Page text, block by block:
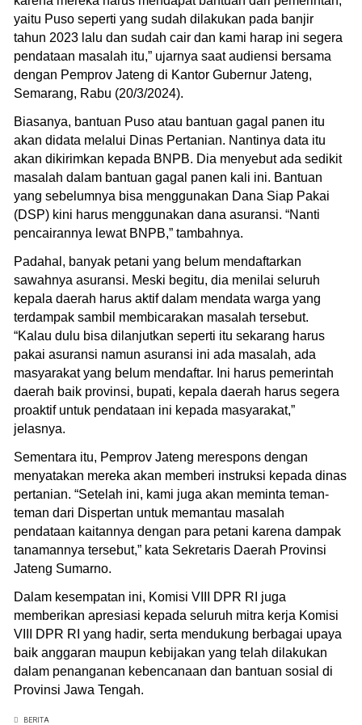
yaitu Puso seperti yang sudah dilakukan pada banjir
tahun 2023 lalu dan sudah cair dan kami harap ini segera
pendataan masalah itu,” ujarnya saat audiensi bersama
dengan Pemprov Jateng di Kantor Gubernur Jateng,
Semarang, Rabu (20/3/2024).
Biasanya, bantuan Puso atau bantuan gagal panen itu
akan didata melalui Dinas Pertanian. Nantinya data itu
akan dikirimkan kepada BNPB. Dia menyebut ada sedikit
masalah dalam bantuan gagal panen kali ini. Bantuan
yang sebelumnya bisa menggunakan Dana Siap Pakai
(DSP) kini harus menggunakan dana asuransi. “Nanti
pencairannya lewat BNPB,” tambahnya.
Padahal, banyak petani yang belum mendaftarkan
sawahnya asuransi. Meski begitu, dia menilai seluruh
kepala daerah harus aktif dalam mendata warga yang
terdampak sambil membicarakan masalah tersebut.
“Kalau dulu bisa dilanjutkan seperti itu sekarang harus
pakai asuransi namun asuransi ini ada masalah, ada
masyarakat yang belum mendaftar. Ini harus pemerintah
daerah baik provinsi, bupati, kepala daerah harus segera
proaktif untuk pendataan ini kepada masyarakat,”
jelasnya.
Sementara itu, Pemprov Jateng merespons dengan
menyatakan mereka akan memberi instruksi kepada dinas
pertanian. “Setelah ini, kami juga akan meminta teman-
teman dari Dispertan untuk memantau masalah
pendataan kaitannya dengan para petani karena dampak
tanamannya tersebut,” kata Sekretaris Daerah Provinsi
Jateng Sumarno.
Dalam kesempatan ini, Komisi VIII DPR RI juga
memberikan apresiasi kepada seluruh mitra kerja Komisi
VIII DPR RI yang hadir, serta mendukung berbagai upaya
baik anggaran maupun kebijakan yang telah dilakukan
dalam penanganan kebencanaan dan bantuan sosial di
Provinsi Jawa Tengah.
BERITA